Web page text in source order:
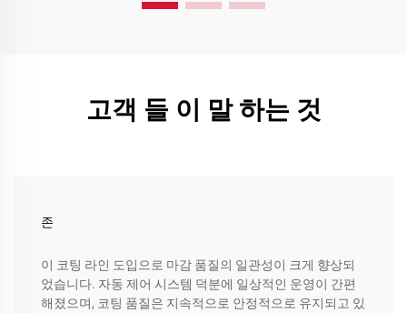
고객 들 이 말 하는 것
존
이 코팅 라인 도입으로 마감 품질의 일관성이 크게 향상되
었습니다. 자동 제어 시스템 덕분에 일상적인 운영이 간편
해졌으며, 코팅 품질은 지속적으로 안정적으로 유지되고 있